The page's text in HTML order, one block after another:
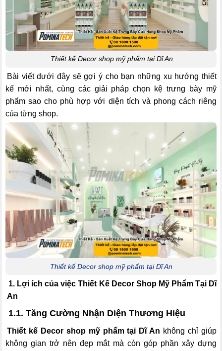
Thiết kế Decor shop mỹ phẩm tại Dĩ An
Bài viết dưới đây sẽ gợi ý cho bạn những xu hướng thiết
kế mới nhất, cùng các giải pháp chọn kệ trưng bày mỹ
phẩm sao cho phù hợp với diện tích và phong cách riêng
của từng shop.
Thiết kế Decor shop mỹ phẩm tại Dĩ An
1. Lợi ích của việc Thiết Kế Decor Shop Mỹ Phẩm Tại Dĩ
An
1.1. Tăng Cường Nhận Diện Thương Hiệu
Thiết kế Decor shop mỹ phẩm tại Dĩ An không chỉ giúp
không gian trở nên đẹp mắt mà còn góp phần xây dựng